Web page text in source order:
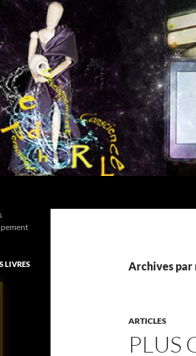
Archives par
ARTICLES
PLUS
LIVRES